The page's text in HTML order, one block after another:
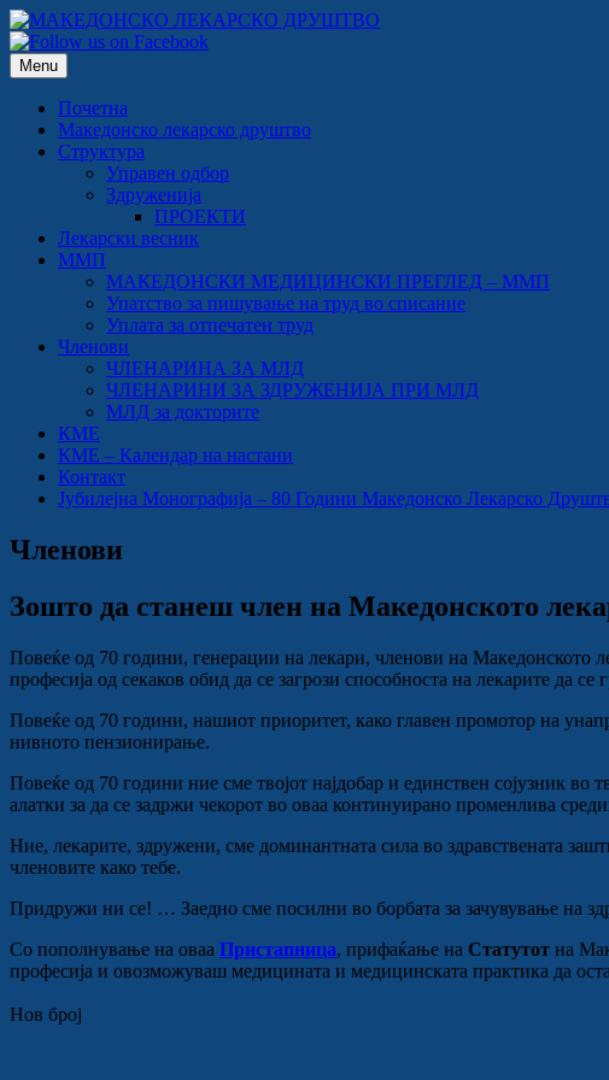
Skip
to
content
Menu
Почетна
Македонско лекарско друштво
Структура
Управен одбор
Здруженија
ПРОЕКТИ
Лекарски весник
ММП
МАКЕДОНСКИ МЕДИЦИНСКИ ПРЕГЛЕД – ММП
Упатство за пишување на труд во списание
Уплата за отпечатен труд
Членови
ЧЛЕНАРИНА ЗА МЛД
ЧЛЕНАРИНИ ЗА ЗДРУЖЕНИЈА ПРИ МЛД
МЛД за докторите
КМЕ
КМЕ – Календар на настани
Контакт
Јубилејна Монографија – 80 Години Македонско Лекарско
Членови
Зошто да станеш член на Македонското
Повеќе од 70 години, генерации на лекари, членови на Македонското
професија од секаков обид да се загрози способноста на лекарите да се
Повеќе од 70 години, нашиот приоритет, како главен промотор на
нивното пензионирање.
Повеќе од 70 години ние сме твојот најдобар и единствен сојузник
алатки за да се задржи чекорот во оваа континуирано променлива
Ние, лекарите, здружени, сме доминантната сила во здравствената
членовите како тебе.
Придружи ни се! … Заедно сме посилни во борбата за зачувување на
Со пополнување на оваа Пристапница, прифаќање на Статутот на
професија и овозможуваш медицината и медицинската практика да
Нов број